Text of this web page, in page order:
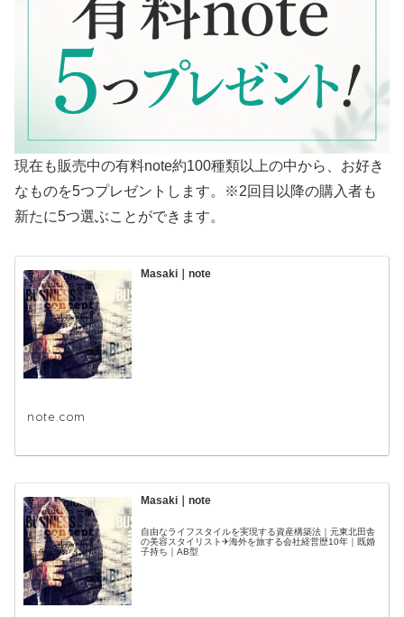
現在も販売中の有料note約100種類以上の中から、お好き
なものを5つプレゼントします。※2回目以降の購入者も
新たに5つ選ぶことができます。
Masaki｜note
note.com
Masaki｜note
自由なライフスタイルを実現する資産構築法｜元東北田舎
の美容スタイリスト✈海外を旅する会社経営歴10年｜既婚
子持ち｜AB型